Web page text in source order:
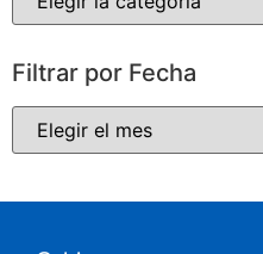
Filtrar por Fecha